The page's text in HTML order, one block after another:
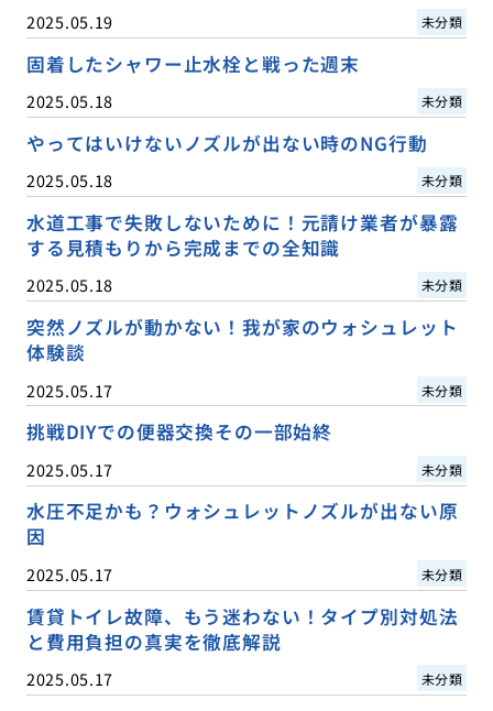
2025.05.19 未分類
固着したシャワー止水栓と戦った週末
2025.05.18 未分類
やってはいけないノズルが出ない時のNG行動
2025.05.18 未分類
水道工事で失敗しないために！元請け業者が暴露
する見積もりから完成までの全知識
2025.05.18 未分類
突然ノズルが動かない！我が家のウォシュレット
体験談
2025.05.17 未分類
挑戦DIYでの便器交換その一部始終
2025.05.17 未分類
水圧不足かも？ウォシュレットノズルが出ない原
因
2025.05.17 未分類
賃貸トイレ故障、もう迷わない！タイプ別対処法
と費用負担の真実を徹底解説
2025.05.17 未分類